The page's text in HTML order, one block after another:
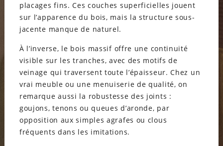
placages fins. Ces couches superficielles jouent
sur l’apparence du bois, mais la structure sous-
jacente manque de naturel.
À l’inverse, le bois massif offre une continuité
visible sur les tranches, avec des motifs de
veinage qui traversent toute l’épaisseur. Chez un
vrai meuble ou une menuiserie de qualité, on
remarque aussi la robustesse des joints :
goujons, tenons ou queues d’aronde, par
opposition aux simples agrafes ou clous
fréquents dans les imitations.